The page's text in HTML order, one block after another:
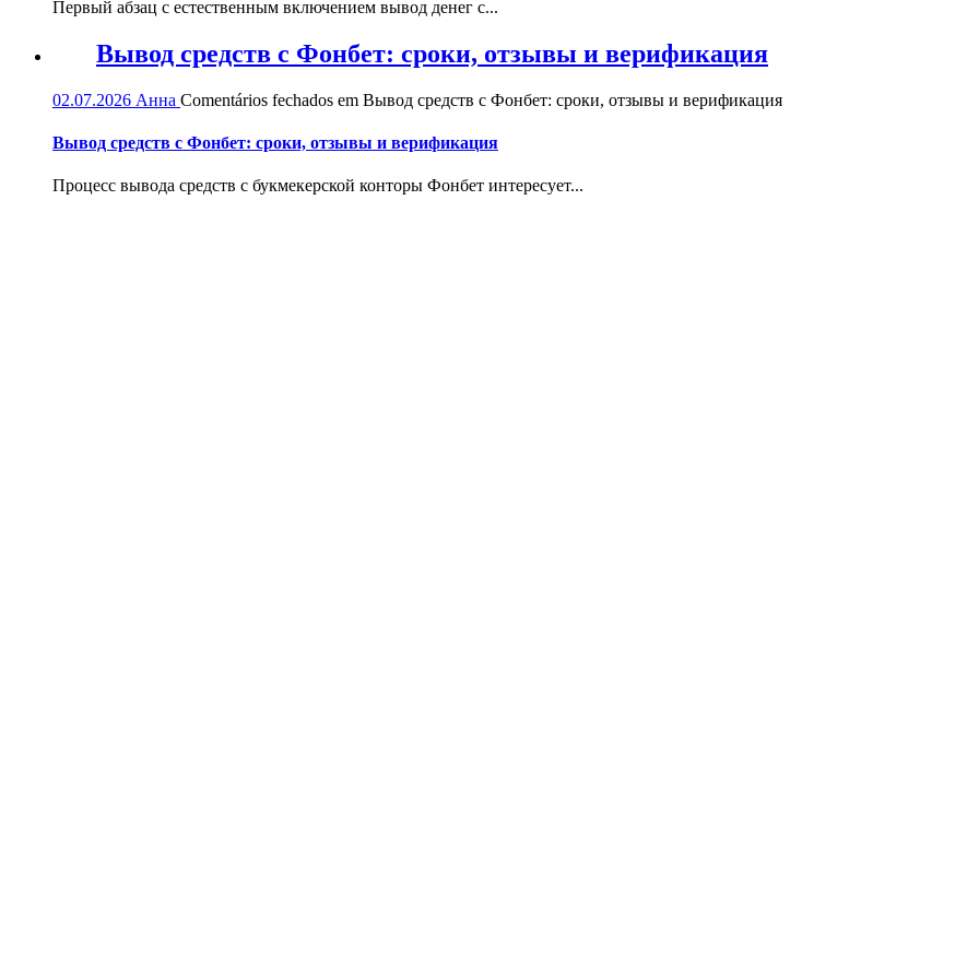
Первый абзац с естественным включением вывод денег с...
Вывод средств с Фонбет: сроки, отзывы и верификация
02.07.2026 Анна Comentários fechados em Вывод средств с Фонбет: сроки, отзывы и верификация
Вывод средств с Фонбет: сроки, отзывы и верификация
Процесс вывода средств с букмекерской конторы Фонбет интересует...